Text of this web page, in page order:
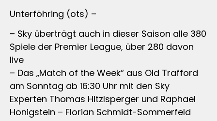
Unterföhring (ots) –
– Sky überträgt auch in dieser Saison alle 380
Spiele der Premier League, über 280 davon
live
– Das „Match of the Week“ aus Old Trafford
am Sonntag ab 16:30 Uhr mit den Sky
Experten Thomas Hitzlsperger und Raphael
Honigstein – Florian Schmidt-Sommerfeld